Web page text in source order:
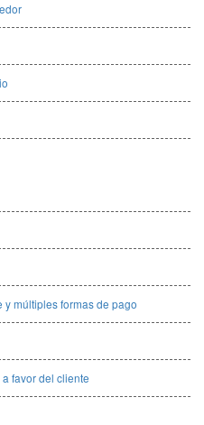
múltiples formas de pago
favor del cliente